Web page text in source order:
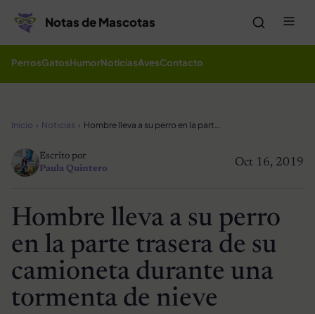
Notas de Mascotas
PerrosGatosHumorNoticiasAvesContacto
Inicio Noticias Hombre lleva a su perro en la parte trasera de su camioneta durante una tormenta de nieve
Oct 16, 2019
Escrito por
Paula Quintero
Hombre lleva a su perro
en la parte trasera de su
camioneta durante una
tormenta de nieve